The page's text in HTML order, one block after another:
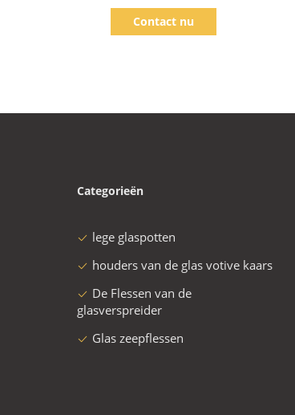
voedselopslag
Contact nu
Categorieën
lege glaspotten
houders van de glas votive kaars
De Flessen van de
glasverspreider
Glas zeepflessen